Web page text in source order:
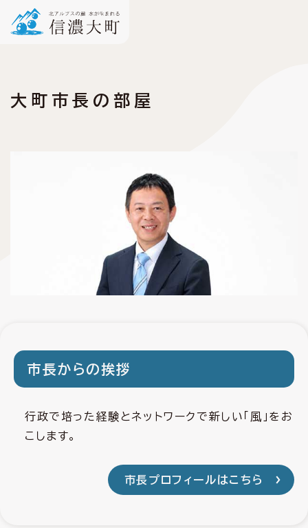
大町市長の部屋
市長からの挨拶
行政で培った経験とネットワークで新しい「風」をお
こします。
市長プロフィールはこちら